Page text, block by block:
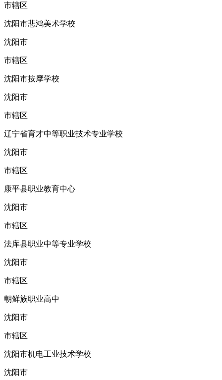
市辖区
沈阳市悲鸿美术学校
沈阳市
市辖区
沈阳市按摩学校
沈阳市
市辖区
辽宁省育才中等职业技术专业学校
沈阳市
市辖区
康平县职业教育中心
沈阳市
市辖区
法库县职业中等专业学校
沈阳市
市辖区
朝鲜族职业高中
沈阳市
市辖区
沈阳市机电工业技术学校
沈阳市